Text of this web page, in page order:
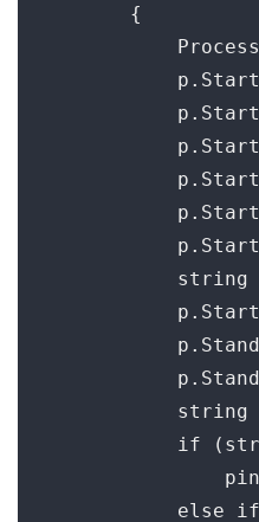
        {
string
string
if
else